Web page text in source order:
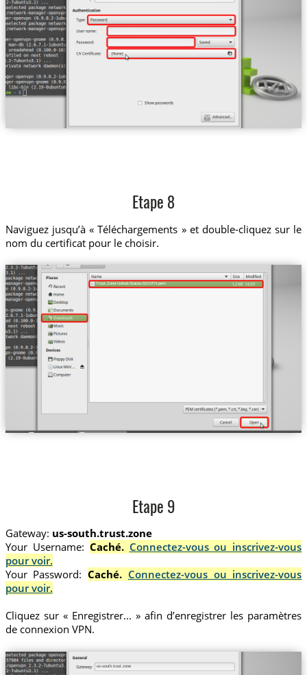
Etape 8
Naviguez jusqu’à « Téléchargements » et double-cliquez sur le
nom du certificat pour le choisir.
Trust.Zone-United-States-SOUTH.pem
Etape 9
Gateway: us-south.trust.zone
Your Username: Caché. Connectez-vous ou inscrivez-vous
pour voir.
Your Password:Caché. Connectez-vous ou inscrivez-vous
pour voir.
Cliquez sur « Enregistrer... » afin d’enregistrer les paramètres
de connexion VPN.
us-south.trust.zone